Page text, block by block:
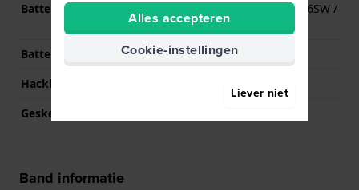
Batterij
Renata R377 377 / SR626SW /
SG4 Batterij
Batterijduur
36 Maanden
Hackbaar
Geskeletteerd
Band informatie
Alles accepteren
Cookie-instellingen
Liever niet